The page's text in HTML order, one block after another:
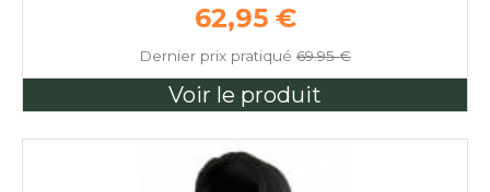
Prix de base
62,95 €
Dernier prix pratiqué 69.95 €
Voir le produit